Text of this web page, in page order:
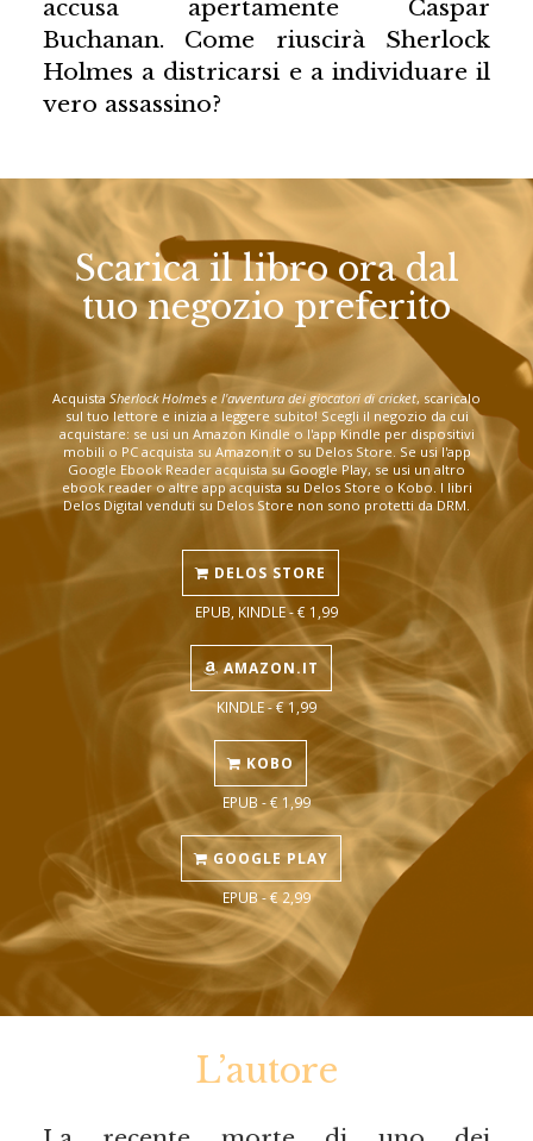
accusa apertamente Caspar
Buchanan. Come riuscirà Sherlock
Holmes a districarsi e a individuare il
vero assassino?
Scarica il libro ora dal
tuo negozio preferito
AcquistaSherlock Holmes e l'avventura dei giocatori di cricket, scaricalo
sul tuo lettore e inizia a leggere subito! Scegli il negozio da cui
acquistare: se usi un Amazon Kindle o l'app Kindle per dispositivi
mobili o PC acquista su Amazon.it o su Delos Store. Se usi l'app
Google Ebook Reader acquista su Google Play, se usi un altro
ebook reader o altre app acquista su Delos Store o Kobo. I libri
Delos Digital venduti su Delos Store non sono protetti da DRM.
DELOS STORE
EPUB, KINDLE - € 1,99
AMAZON.IT
KINDLE - € 1,99
KOBO
EPUB - € 1,99
GOOGLE PLAY
EPUB - € 2,99
L’autore